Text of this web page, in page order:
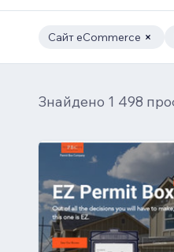
Сайт eCommerce
Знайдено 1 498